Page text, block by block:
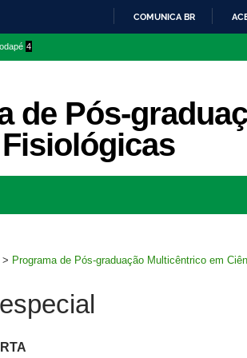
O
COMUNICA BR
4
de Pós-
> Programa de Pós-graduação Multicêntrico em